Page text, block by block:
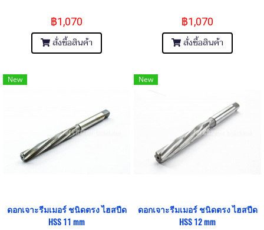
฿1,070
สั่งซื้อสินค้า
฿1,070
สั่งซื้อสินค้า
New
ดอกเจาะรีมเมอร์ ชนิดตรง ไฮสปีด
HSS 11 mm
New
ดอกเจาะรีมเมอร์ ชนิดตรง ไฮสปีด
HSS 12 mm